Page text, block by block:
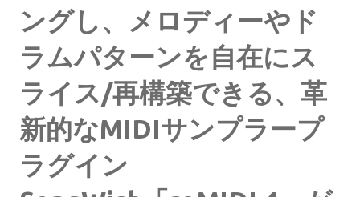
ングし、メロディーやド
ラムパターンを自在にス
ライス/再構築できる、革
新的なMIDIサンプラープ
ラグイン